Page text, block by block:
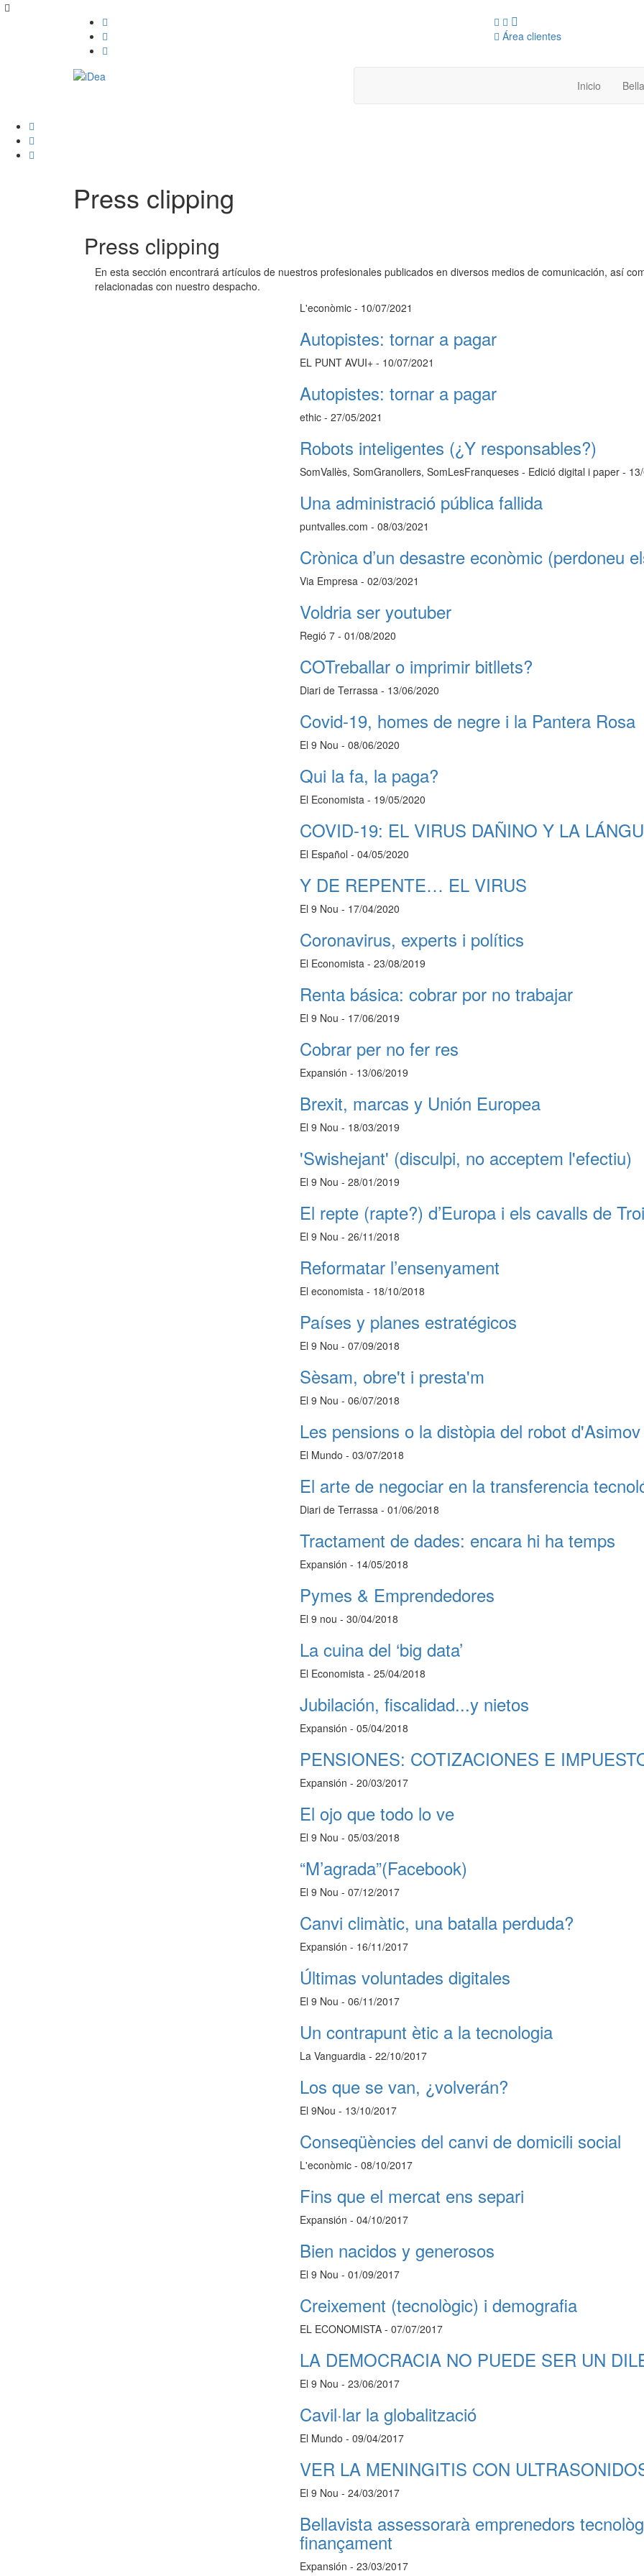
Área clientes
Inicio
Press clipping
Press clipping
En esta sección encontrará artículos de nuestros profesionales publicados en diversos medios de comunicación, así
relacionadas con nuestro despacho.
L'econòmic - 10/07/2021
Autopistes: tornar a pagar
EL PUNT AVUI+ - 10/07/2021
Autopistes: tornar a pagar
ethic - 27/05/2021
Robots inteligentes (¿Y responsables?)
SomVallès, SomGranollers, SomLesFranqueses - Edició digital i paper -
Una administració pública fallida
puntvalles.com - 08/03/2021
Crònica d’un desastre econòmic (perdoneu
Via Empresa - 02/03/2021
Voldria ser youtuber
Regió 7 - 01/08/2020
COTreballar o imprimir bitllets?
Diari de Terrassa - 13/06/2020
Covid-19, homes de negre i la Pantera Rosa
El 9 Nou - 08/06/2020
Qui la fa, la paga?
El Economista - 19/05/2020
COVID-19: EL VIRUS DAÑINO Y LA
El Español - 04/05/2020
Y DE REPENTE… EL VIRUS
El 9 Nou - 17/04/2020
Coronavirus, experts i polítics
El Economista - 23/08/2019
Renta básica: cobrar por no trabajar
El 9 Nou - 17/06/2019
Cobrar per no fer res
Expansión - 13/06/2019
Brexit, marcas y Unión Europea
El 9 Nou - 18/03/2019
'Swishejant' (disculpi, no acceptem l'efectiu)
El 9 Nou - 28/01/2019
El repte (rapte?) d’Europa i els cavalls de
El 9 Nou - 26/11/2018
Reformatar l’ensenyament
El economista - 18/10/2018
Países y planes estratégicos
El 9 Nou - 07/09/2018
Sèsam, obre't i presta'm
El 9 Nou - 06/07/2018
Les pensions o la distòpia del robot d'Asimov
El Mundo - 03/07/2018
El arte de negociar en la transferencia
Diari de Terrassa - 01/06/2018
Tractament de dades: encara hi ha temps
Expansión - 14/05/2018
Pymes & Emprendedores
El 9 nou - 30/04/2018
La cuina del ‘big data’
El Economista - 25/04/2018
Jubilación, fiscalidad...y nietos
Expansión - 05/04/2018
PENSIONES: COTIZACIONES E
Expansión - 20/03/2017
El ojo que todo lo ve
El 9 Nou - 05/03/2018
“M’agrada”(Facebook)
El 9 Nou - 07/12/2017
Canvi climàtic, una batalla perduda?
Expansión - 16/11/2017
Últimas voluntades digitales
El 9 Nou - 06/11/2017
Un contrapunt ètic a la tecnologia
La Vanguardia - 22/10/2017
Los que se van, ¿volverán?
El 9Nou - 13/10/2017
Conseqüències del canvi de domicili social
L'econòmic - 08/10/2017
Fins que el mercat ens separi
Expansión - 04/10/2017
Bien nacidos y generosos
El 9 Nou - 01/09/2017
Creixement (tecnològic) i demografia
EL ECONOMISTA - 07/07/2017
LA DEMOCRACIA NO PUEDE SER UN
El 9 Nou - 23/06/2017
Cavil·lar la globalització
El Mundo - 09/04/2017
VER LA MENINGITIS CON
El 9 Nou - 24/03/2017
Bellavista assessorarà emprenedors
finançament
Expansión - 23/03/2017